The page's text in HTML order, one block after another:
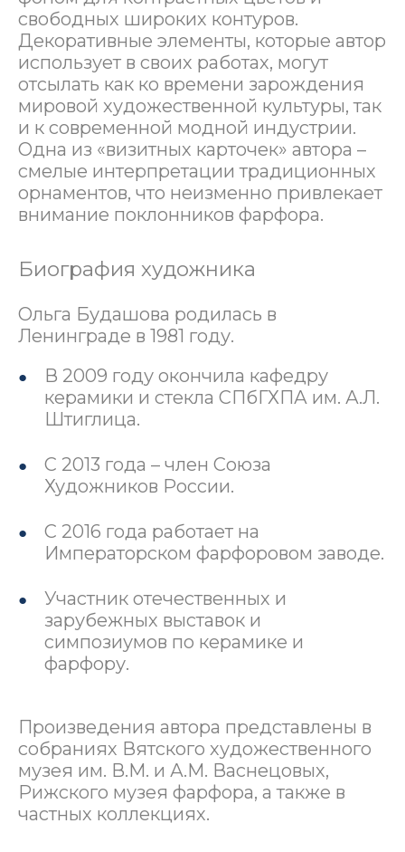
свободных широких контуров.
Декоративные элементы, которые автор
использует в своих работах, могут
отсылать как ко времени зарождения
мировой художественной культуры, так
и к современной модной индустрии.
Одна из «визитных карточек» автора –
смелые интерпретации традиционных
орнаментов, что неизменно привлекает
внимание поклонников фарфора.
Биография художника
Ольга Будашова родилась в
Ленинграде в 1981 году.
В 2009 году окончила кафедру
керамики и стекла СПбГХПА им. А.Л.
Штиглица.
С 2013 года – член Союза
Художников России.
С 2016 года работает на
Императорском фарфоровом заводе.
Участник отечественных и
зарубежных выставок и
симпозиумов по керамике и
фарфору.
Произведения автора представлены в
собраниях Вятского художественного
музея им. В.М. и А.М. Васнецовых,
Рижского музея фарфора, а также в
частных коллекциях.